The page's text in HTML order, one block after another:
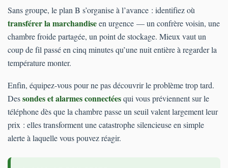
Sans groupe, le plan B s’organise à l’avance : identifiez où
transférer la marchandiseen urgence — un confrère voisin, une
chambre froide partagée, un point de stockage. Mieux vaut un
coup de fil passé en cinq minutes qu’une nuit entière à regarder la
température monter.
Enfin, équipez-vous pour ne pas découvrir le problème trop tard.
Dessondes et alarmes connectéesqui vous préviennent sur le
téléphone dès que la chambre passe un seuil valent largement leur
prix : elles transforment une catastrophe silencieuse en simple
alerte à laquelle vous pouvez réagir.